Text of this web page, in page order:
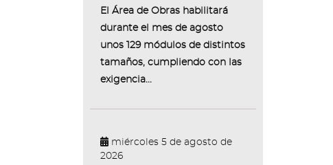
El Área de Obras habilitará
durante el mes de agosto
unos 129 módulos de distintos
tamaños, cumpliendo con las
exigencia...
miércoles 5 de agosto de
2026